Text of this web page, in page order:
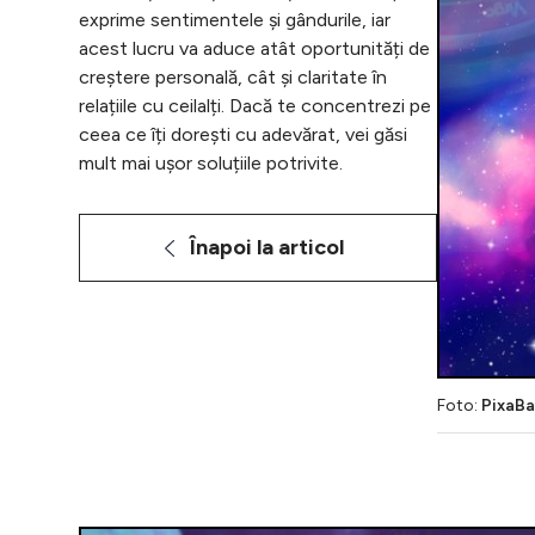
exprime sentimentele și gândurile, iar
acest lucru va aduce atât oportunități de
creștere personală, cât și claritate în
relațiile cu ceilalți. Dacă te concentrezi pe
ceea ce îți dorești cu adevărat, vei găsi
mult mai ușor soluțiile potrivite.
Înapoi la articol
Foto: